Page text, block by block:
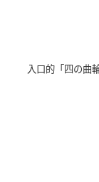
入口的「四の曲